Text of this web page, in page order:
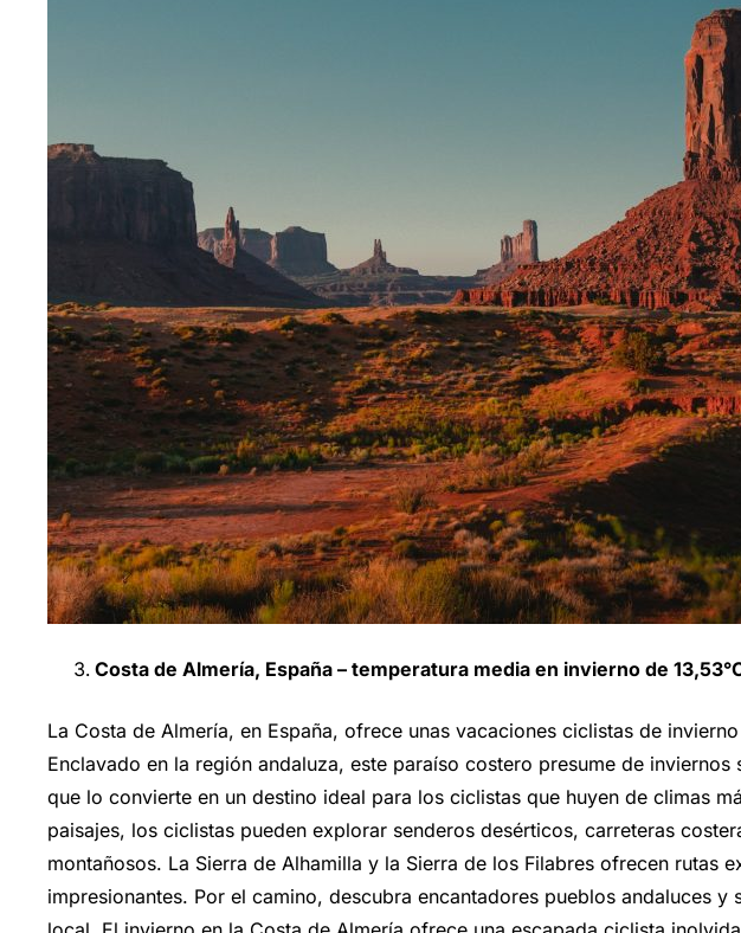
Costa de Almería, España – temperatura media en invierno de
La Costa de Almería, en España, ofrece unas vacaciones ciclistas de
Enclavado en la región andaluza, este paraíso costero presume de inviernos
que lo convierte en un destino ideal para los ciclistas que huyen de climas
paisajes, los ciclistas pueden explorar senderos desérticos, carreteras
montañosos. La Sierra de Alhamilla y la Sierra de los Filabres ofrecen rutas
impresionantes. Por el camino, descubra encantadores pueblos andaluces y